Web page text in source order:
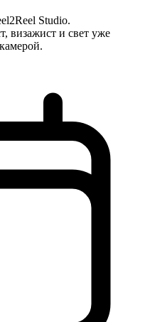
Studio.
визажист и свет уже